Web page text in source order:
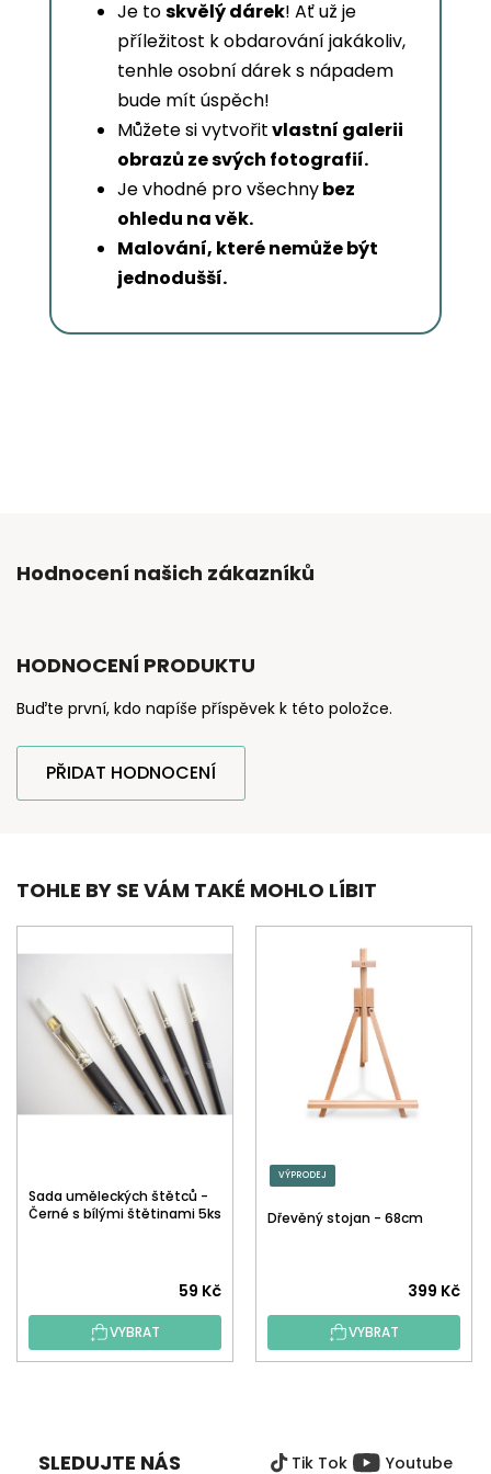
Je toskvělý dárek! Ať už je
příležitost k obdarování jakákoliv,
tenhle osobní dárek s nápadem
bude mít úspěch!
Můžete si vytvořitvlastní galerii
obrazů ze svých fotografií.
Je vhodné pro všechnybez
ohledu na věk.
Malování, které nemůže být
jednodušší.
Hodnocení našich zákazníků
HODNOCENÍ PRODUKTU
Buďte první, kdo napíše příspěvek k této položce.
PŘIDAT HODNOCENÍ
TOHLE BY SE VÁM TAKÉ MOHLO LÍBIT
Sada uměleckých štětců -
Černé s bílými štětinami 5ks
59 Kč
VYBRAT
VÝPRODEJ
Dřevěný stojan - 68cm
399 Kč
VYBRAT
SLEDUJTE NÁS Tik Tok Youtube